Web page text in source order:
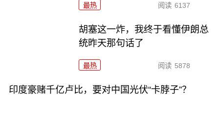
最热 阅读 6137
胡塞这一炸，我终于看懂伊朗总
统昨天那句话了
最热 阅读 5878
印度豪赌千亿卢比，要对中国光伏“卡脖子”？